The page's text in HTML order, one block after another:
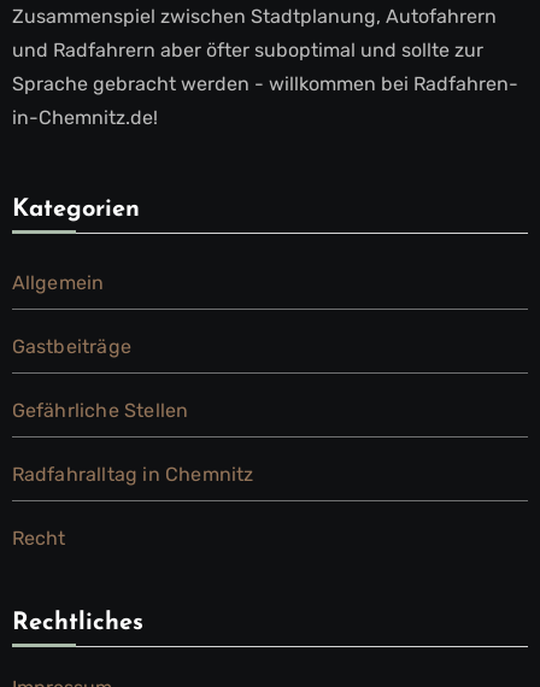
Zusammenspiel zwischen Stadtplanung, Autofahrern
und Radfahrern aber öfter suboptimal und sollte zur
Sprache gebracht werden - willkommen bei Radfahren-
in-Chemnitz.de!
Kategorien
Allgemein
Gastbeiträge
Gefährliche Stellen
Radfahralltag in Chemnitz
Recht
Rechtliches